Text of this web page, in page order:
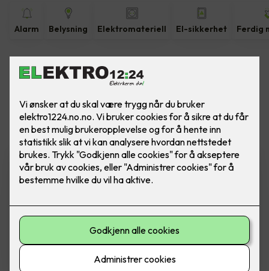
Alarm Belysning Elektromateriell El-sikkerhet Ferdig
Vis flerefiltre
Varmefolie med
isolasjonsplate - Ferdig
Varmefolie 100cm som
Controls. Pris ferdig montert per kvm.
980,-